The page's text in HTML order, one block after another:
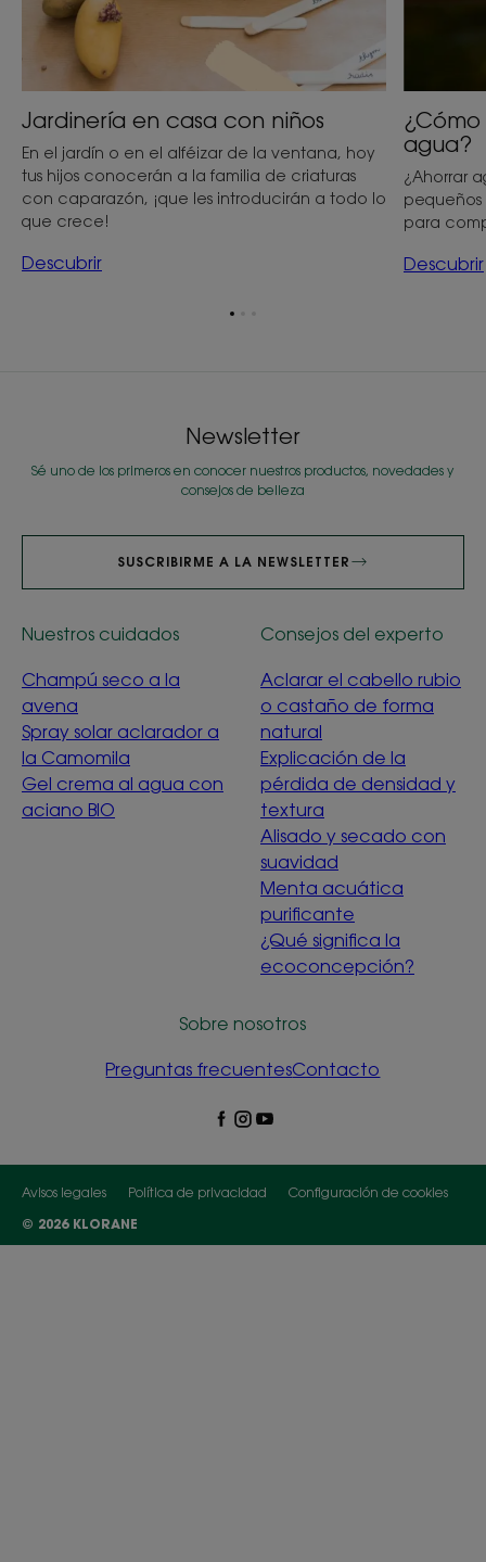
Jardinería en casa con niños
En el jardín o en el alféizar de la ventana, hoy
tus hijos conocerán a la familia de criaturas
con caparazón, ¡que les introducirán a todo lo
que crece!
Descubrir
agua?
¿Ahorrar
pequeños
para
Descubrir
Ir
Newsletter
Sé uno de los primeros en conocer nuestros productos, novedades y
consejos de belleza
SUSCRIBIRME A LA NEWSLETTER
Nuestros cuidados
Champú seco a la
avena
Spray solar aclarador a
la Camomila
Gel crema al agua con
aciano BIO
Consejos del experto
Aclarar el cabello rubio
o castaño de forma
natural
Explicación de la
pérdida de densidad y
textura
Alisado y secado con
suavidad
Menta acuática
purificante
¿Qué significa la
ecoconcepción?
Sobre nosotros
Preguntas frecuentesContacto
Avisos legales Política de privacidad
Configuración de cookies
© 2026 KLORANE